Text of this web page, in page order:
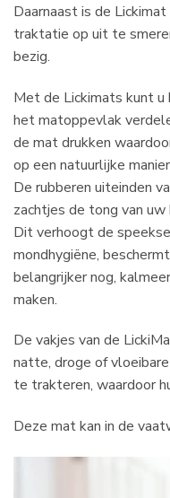
Daarnaast is de
traktatie op uit te
bezig.
Met de Lickimats kunt
het matoppevlak
de mat drukken
op een natuurlijke
De rubberen uiteinden
zachtjes de tong van
Dit verhoogt de
mondhygiëne,
belangrijker nog,
maken.
De vakjes van de
natte, droge of
te trakteren, waardoor
Deze mat kan in de